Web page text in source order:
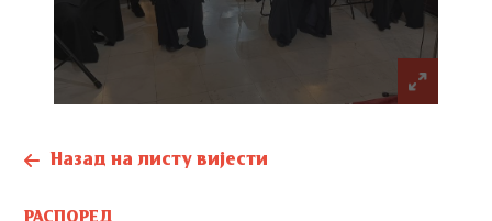
Назад на листу вијести
РАСПОРЕД